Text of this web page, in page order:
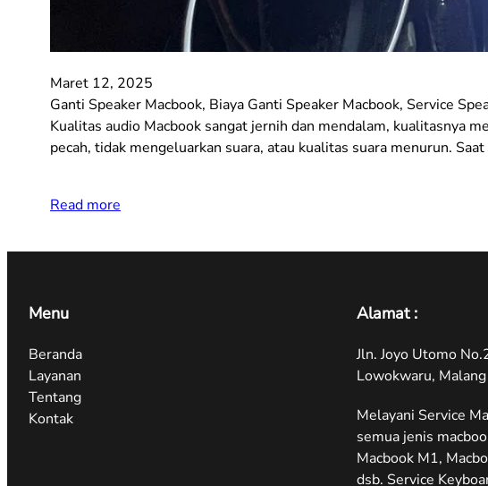
Maret 12, 2025
Ganti Speaker Macbook, Biaya Ganti Speaker Macbook, Service
Kualitas audio Macbook sangat jernih dan mendalam, kualitasnya
pecah, tidak mengeluarkan suara, atau kualitas suara menurun.
Read more
Menu
Beranda
Layanan
Tentang
Kontak
Alamat :
Jln. Joyo Utomo
Lowokwaru, Malang
Melayani Service
semua jenis
Macbook M1,
dsb. Service